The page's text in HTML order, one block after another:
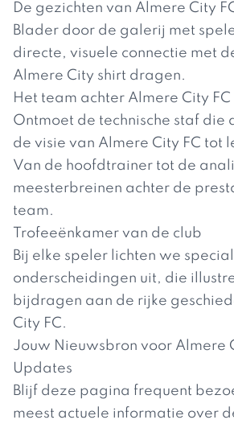
De gezichten van Almere City
Blader door de galerij met
directe, visuele connectie met
Almere City shirt dragen.
Het team achter Almere City FC
Ontmoet de technische staf die
de visie van Almere City FC tot
Van de hoofdtrainer tot de
meesterbreinen achter de
team.
Trofeeënkamer van de club
Bij elke speler lichten we
onderscheidingen uit, die
bijdragen aan de rijke
City FC.
Jouw Nieuwsbron voor Almere
Updates
Blijf deze pagina frequent
meest actuele informatie over